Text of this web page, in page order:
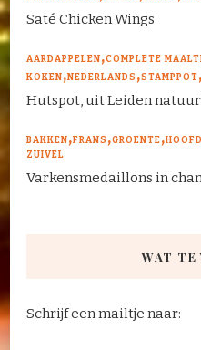
Saté Chicken Wings
AARDAPPELEN COMPLETE
KOKEN NEDERLANDS STAMPPOT
Hutspot, uit Leiden
BAKKEN FRANS GROENTE
ZUIVEL
Varkensmedaillons in
WAT TE
Schrijf een mailtje naar: